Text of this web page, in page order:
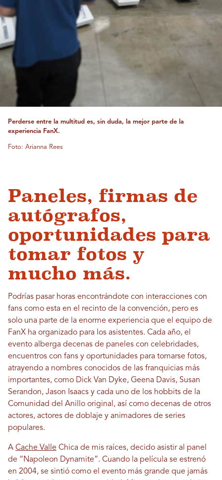
Perderse entre la multitud es, sin duda, la mejor parte de la
experiencia FanX.
Foto: Arianna Rees
Paneles, firmas de
autógrafos,
oportunidades para
tomar fotos y
mucho más.
Podrías pasar horas encontrándote con interacciones con
fans como esta en el recinto de la convención, pero es
solo una parte de la enorme experiencia que el equipo de
FanX ha organizado para los asistentes. Cada año, el
evento alberga decenas de paneles con celebridades,
encuentros con fans y oportunidades para tomarse fotos,
atrayendo a nombres conocidos de las franquicias más
importantes, como Dick Van Dyke, Geena Davis, Susan
Serandon, Jason Isaacs y cada uno de los hobbits de la
Comunidad del Anillo original, así como decenas de otros
actores, actores de doblaje y animadores de series
populares.
A Cache Valle Chica de mis raíces, decido asistir al panel
de “Napoleon Dynamite”. Cuando la película se estrenó
en 2004, se sintió como el evento más grande que jamás